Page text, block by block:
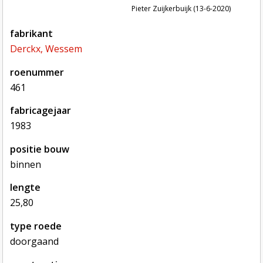
Pieter Zuijkerbuijk (13-6-2020)
fabrikant
Derckx, Wessem
roenummer
461
fabricagejaar
1983
positie bouw
binnen
lengte
25,80
type roede
doorgaand